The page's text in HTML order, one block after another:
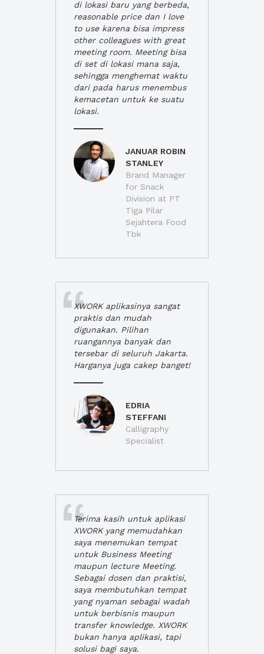
di lokasi baru yang berbeda,
reasonable price dan I love
to use karena bisa impress
other colleagues with great
meeting room. Meeting bisa
di set di lokasi mana saja,
sehingga menghemat waktu
dari pada harus menembus
kemacetan untuk ke suatu
lokasi.
JANUAR ROBIN
STANLEY
Brand Manager
for Snack
Division at PT
Tiga Pilar
Sejahtera Food
Tbk
XWORK aplikasinya sangat
praktis dan mudah
digunakan. Pilihan
ruangannya banyak dan
tersebar di seluruh Jakarta.
Harganya juga cakep banget!
EDRIA
STEFFANI
Calligraphy
Specialist
Terima kasih untuk aplikasi
XWORK yang memudahkan
saya menemukan tempat
untuk Business Meeting
maupun lecture Meeting.
Sebagai dosen dan praktisi,
saya membutuhkan tempat
yang nyaman sebagai wadah
untuk berbisnis maupun
transfer knowledge. XWORK
bukan hanya aplikasi, tapi
solusi bagi saya.